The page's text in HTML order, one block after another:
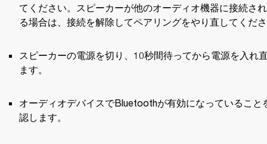
てください。スピーカーが他のオーディオ機器に接続さ
る場合は、接続を解除してペアリングをやり直してくだ
スピーカーの電源を切り、10秒間待ってから電源を入れ
ます。
オーディオデバイスでBluetoothが有効になっていること
認します。